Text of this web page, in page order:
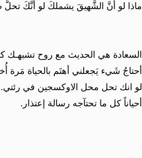
ماذا لو أنَّ الشَّهيقَ يشملكَ لو أنَّكَ
السعادة هي الحديث مع روح تشبهـك
أحتاجُ شَيء يَجعلني أهتَم بالحياة مَرة
لو انك تحل محل الاوكسجين في رئتي.
أحياناً كل ما تحتآجه رسالة إعتذار.